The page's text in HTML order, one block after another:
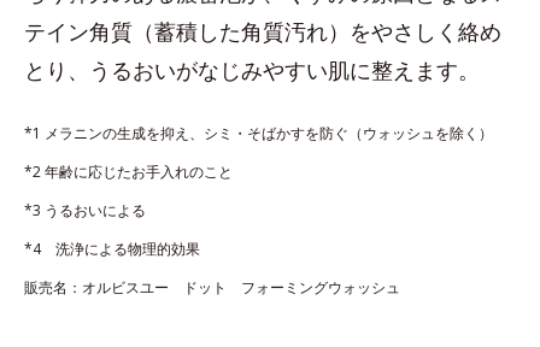
テイン角質（蓄積した角質汚れ）をやさしく絡め
とり、うるおいがなじみやすい肌に整えます。
*1 メラニンの生成を抑え、シミ・そばかすを防ぐ（ウォッシュを除く）
*2 年齢に応じたお手入れのこと
*3 うるおいによる
*4 洗浄による物理的効果
販売名：オルビスユー ドット フォーミングウォッシュ